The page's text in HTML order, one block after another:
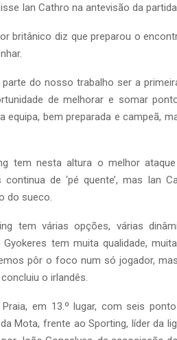
Ian Cathro na antevisão da
britânico diz que preparou o
parte do nosso trabalho ser a
de melhorar e somar
equipa, bem preparada e campeã,
tem nesta altura o melhor
continua de ‘pé quente’, mas Ian
do sueco.
tem várias opções, várias
Gyokeres tem muita qualidade,
pôr o foco num só jogador,
o irlandês.
Praia, em 13.º lugar, com seis
Mota, frente ao Sporting, líder da